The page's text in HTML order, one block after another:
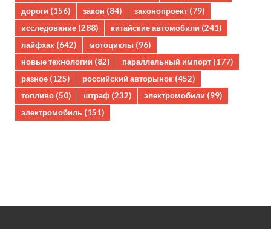
дороги (156) закон (84) законопроект (79)
исследование (288) китайские автомобили (241)
лайфхак (642) мотоциклы (96)
новые технологии (82) параллельный импорт (177)
разное (125) российский авторынок (452)
топливо (50) штраф (232) электромобили (99)
электромобиль (151)